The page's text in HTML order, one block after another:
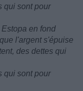
qui sont pour
en fond
l'argent s'épuise
des dettes qui
qui sont pour